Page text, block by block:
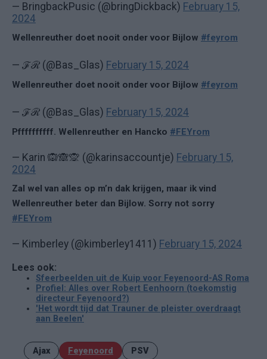
— BringbackPusic (@bringDickback) February 15,
2024
Wellenreuther doet nooit onder voor Bijlow #feyrom
— ℱℛ (@Bas_Glas) February 15, 2024
Wellenreuther doet nooit onder voor Bijlow #feyrom
— ℱℛ (@Bas_Glas) February 15, 2024
Pffffffffff. Wellenreuther en Hancko #FEYrom
— Karin 🙉🙈🙊 (@karinsaccountje) February 15,
2024
Zal wel van alles op m’n dak krijgen, maar ik vind
Wellenreuther beter dan Bijlow. Sorry not sorry
#FEYrom
— Kimberley (@kimberley1411) February 15, 2024
Lees ook:
Sfeerbeelden uit de Kuip voor Feyenoord-AS Roma
Profiel: Alles over Robert Eenhoorn (toekomstig
directeur Feyenoord?)
'Het wordt tijd dat Trauner de pleister overdraagt
aan Beelen'
Ajax Feyenoord PSV